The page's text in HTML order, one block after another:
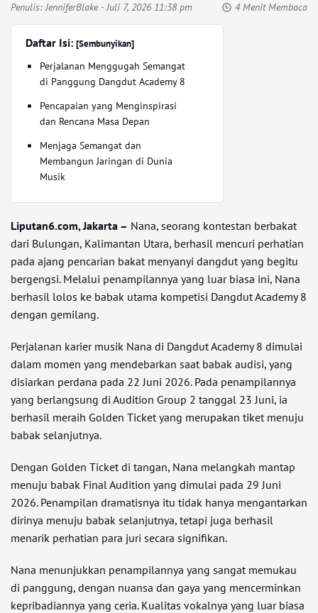
Penulis:JenniferBlake- Juli 7, 2026 11:38 pm 4 Menit Membaca
Daftar Isi: [Sembunyikan]
Perjalanan Menggugah Semangat
di Panggung Dangdut Academy 8
Pencapaian yang Menginspirasi
dan Rencana Masa Depan
Menjaga Semangat dan
Membangun Jaringan di Dunia
Musik
Liputan6.com, Jakarta – Nana, seorang kontestan berbakat
dari Bulungan, Kalimantan Utara, berhasil mencuri perhatian
pada ajang pencarian bakat menyanyi dangdut yang begitu
bergengsi. Melalui penampilannya yang luar biasa ini, Nana
berhasil lolos ke babak utama kompetisi Dangdut Academy 8
dengan gemilang.
Perjalanan karier musik Nana di Dangdut Academy 8 dimulai
dalam momen yang mendebarkan saat babak audisi, yang
disiarkan perdana pada 22 Juni 2026. Pada penampilannya
yang berlangsung di Audition Group 2 tanggal 23 Juni, ia
berhasil meraih Golden Ticket yang merupakan tiket menuju
babak selanjutnya.
Dengan Golden Ticket di tangan, Nana melangkah mantap
menuju babak Final Audition yang dimulai pada 29 Juni
2026. Penampilan dramatisnya itu tidak hanya mengantarkan
dirinya menuju babak selanjutnya, tetapi juga berhasil
menarik perhatian para juri secara signifikan.
Nana menunjukkan penampilannya yang sangat memukau
di panggung, dengan nuansa dan gaya yang mencerminkan
kepribadiannya yang ceria. Kualitas vokalnya yang luar biasa